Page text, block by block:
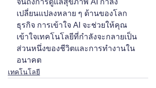
จนถึงการดูแลสุขภาพ AI กำลัง
เปลี่ยนแปลงหลาย ๆ ด้านของโลก
ธุรกิจ การเข้าใจ AI จะช่วยให้คุณ
เข้าใจเทคโนโลยีที่กำลังจะกลายเป็น
ส่วนหนึ่งของชีวิตและการทำงานใน
อนาคต
เทคโนโลยี